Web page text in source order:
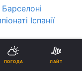
Іспанії
позитиву" в
компанії в АПЛ
ПОГОДА ЛАЙТ